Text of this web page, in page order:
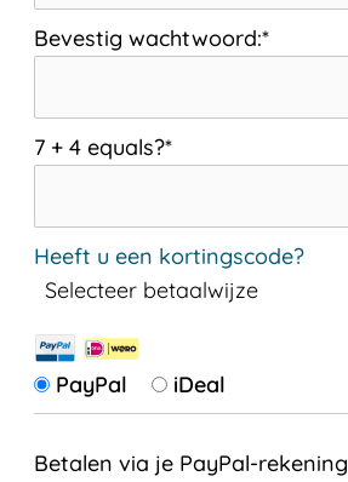
Bevestig wachtwoord:*
7 + 4 equals?*
Heeft u een kortingscode?
Selecteer betaalwijze
PayPal iDeal
Betalen via je PayPal-rekening